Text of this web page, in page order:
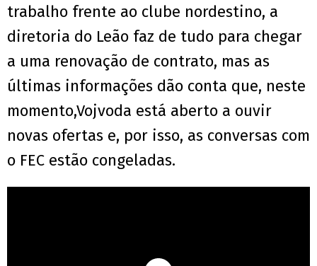
trabalho frente ao clube nordestino, a
diretoria do Leão faz de tudo para chegar
a uma renovação de contrato, mas as
últimas informações dão conta que, neste
momento,Vojvoda está aberto a ouvir
novas ofertas e, por isso, as conversas com
o FEC estão congeladas.